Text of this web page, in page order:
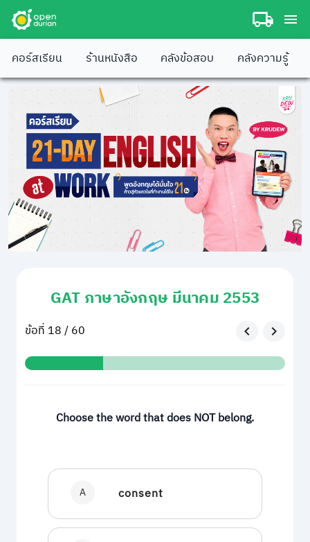
คอร์สเรียน ร้านหนังสือ คลังข้อสอบ คลังความรู้
GAT ภาษาอังกฤษ มีนาคม 2553
ข้อที่ 18 / 60
Choose the word that does NOT belong.
A consent